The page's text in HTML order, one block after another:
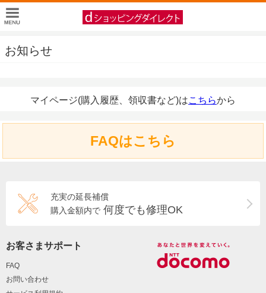
お知らせ
マイページ(購入履歴、領収書など)はこちらから
FAQはこちら
充実の延長補償
購入金額内で 何度でも修理OK
お客さまサポート
FAQ
お問い合わせ